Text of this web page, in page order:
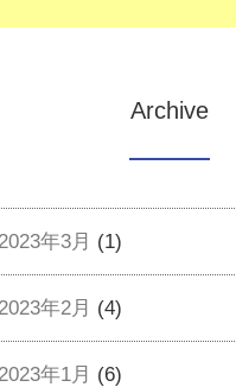
Archive
2023年3月 (1)
2023年2月 (4)
2023年1月 (6)